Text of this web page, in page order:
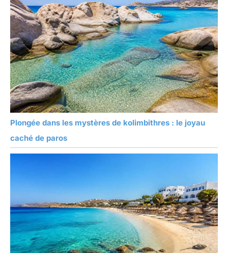
Plongée dans les mystères de kolimbithres : le joyau
caché de paros